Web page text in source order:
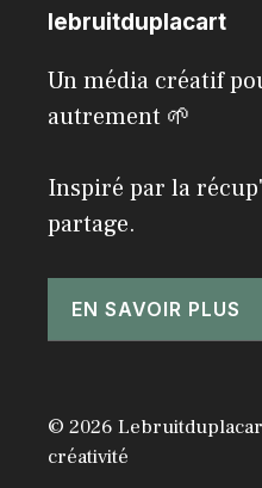
lebruitduplacart
Un média créatif
autrement 🌱
Inspiré par la
partage.
EN SAVOIR PLUS
© 2026
créativité